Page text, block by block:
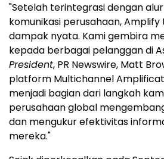
"Setelah terintegrasi dengan
komunikasi perusahaan,
dampak nyata. Kami gembira
kepada berbagai pelanggan di
President, PR Newswire, Matt
platform Multichannel
menjadi bagian dari langkah
perusahaan global
dan mengukur efektivitas
mereka."